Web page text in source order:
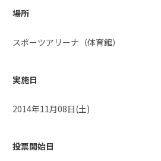
場所
スポーツアリーナ（体育館）
実施日
2014年11月08日(土)
投票開始日